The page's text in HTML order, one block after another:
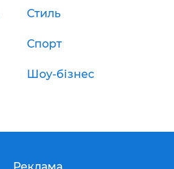
Стиль
Спорт
Шоу-бізнес